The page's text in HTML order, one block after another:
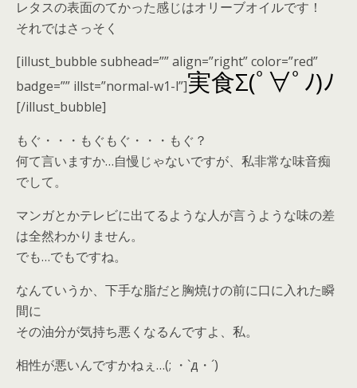
レタスの表面のてかった感じはオリーブオイルです！
それではさっそく
[illust_bubble subhead=”” align=”right” color=”red”
badge=”” illst=”normal-w1-l”]実食Σ(ﾟ∀ﾟﾉ)ﾉ
[/illust_bubble]
もぐ・・・もぐもぐ・・・もぐ？
何て言いますか…自慢じゃないですが、私非常な味音痴
でして。
マンガとかテレビに出てるような人が言うような味の差
は全然わかりません。
でも…でもですね。
なんていうか、下手な脂だと胸焼けの前に口に入れた瞬
間に
その油分が気持ち悪くなるんですよ、私。
相性が悪いんですかねぇ…(; ・`д・´)